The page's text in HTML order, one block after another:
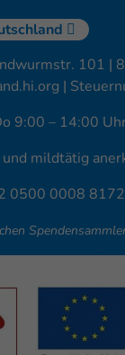
101 |
|
9:00 – 14:00
mildtätig
0500 0008